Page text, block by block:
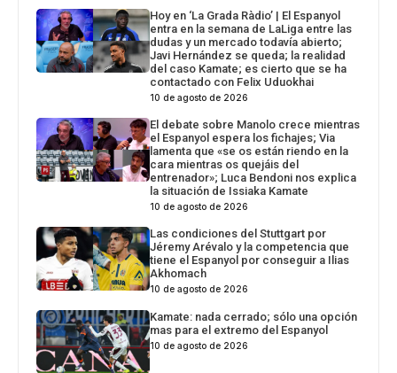
Hoy en ‘La Grada Ràdio’ | El Espanyol
entra en la semana de LaLiga entre las
dudas y un mercado todavía abierto;
Javi Hernández se queda; la realidad
del caso Kamate; es cierto que se ha
contactado con Felix Uduokhai
10 de agosto de 2026
El debate sobre Manolo crece mientras
el Espanyol espera los fichajes; Via
lamenta que «se os están riendo en la
cara mientras os quejáis del
entrenador»; Luca Bendoni nos explica
la situación de Issiaka Kamate
10 de agosto de 2026
Las condiciones del Stuttgart por
Jéremy Arévalo y la competencia que
tiene el Espanyol por conseguir a Ilias
Akhomach
10 de agosto de 2026
Kamate: nada cerrado; sólo una opción
mas para el extremo del Espanyol
10 de agosto de 2026